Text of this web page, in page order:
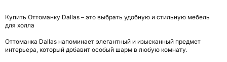
Купить Оттоманку Dallas – это выбрать удобную и стильную мебель
для холла
Оттоманка Dallas напоминает элегантный и изысканный предмет
интерьера, который добавит особый шарм в любую комнату.